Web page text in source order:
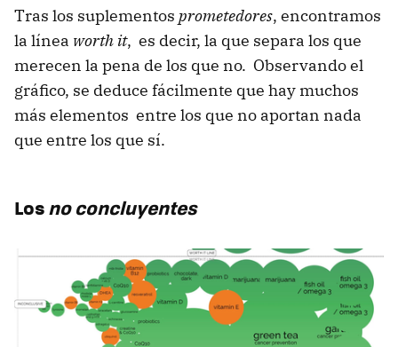
Tras los suplementos prometedores, encontramos
la línea worth it, es decir, la que separa los que
merecen la pena de los que no. Observando el
gráfico, se deduce fácilmente que hay muchos
más elementos entre los que no aportan nada
que entre los que sí.
Losno concluyentes